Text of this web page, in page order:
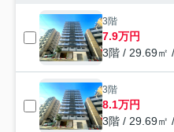
3階
7.9万円
3階 / 29.69㎡
3階
8.1万円
3階 / 29.69㎡